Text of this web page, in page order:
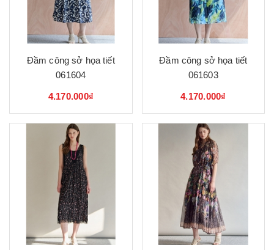
Đầm công sở họa tiết
061604
4.170.000₫
Đầm công sở họa tiết
061603
4.170.000₫